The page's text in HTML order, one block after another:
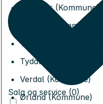
Steinkjer (Kommune)
Stjørdal (Kommune)
Trondheim (Kommune)
Tydal (Kommune)
Verdal (Kommune)
Ørland (Kommune)
Salg og service (0)